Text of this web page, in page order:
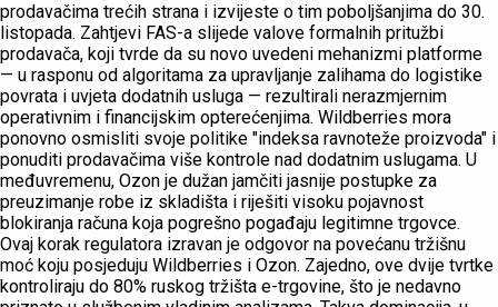
prodavačima trećih strana i izvijeste o tim poboljšanjima do 30.
listopada. Zahtjevi FAS-a slijede valove formalnih pritužbi
prodavača, koji tvrde da su novo uvedeni mehanizmi platforme
— u rasponu od algoritama za upravljanje zalihama do logistike
povrata i uvjeta dodatnih usluga — rezultirali nerazmjernim
operativnim i financijskim opterećenjima. Wildberries mora
ponovno osmisliti svoje politike "indeksa ravnoteže proizvoda" i
ponuditi prodavačima više kontrole nad dodatnim uslugama. U
međuvremenu, Ozon je dužan jamčiti jasnije postupke za
preuzimanje robe iz skladišta i riješiti visoku pojavnost
blokiranja računa koja pogrešno pogađaju legitimne trgovce.
Ovaj korak regulatora izravan je odgovor na povećanu tržišnu
moć koju posjeduju Wildberries i Ozon. Zajedno, ove dvije tvrtke
kontroliraju do 80% ruskog tržišta e-trgovine, što je nedavno